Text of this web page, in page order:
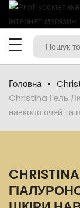
Головна
Christina Гель
навколо очей та